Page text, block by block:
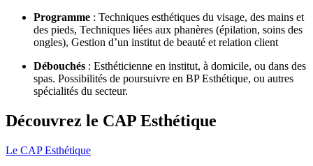
Programme : Techniques esthétiques du visage, des mains et
des pieds, Techniques liées aux phanères (épilation, soins des
ongles), Gestion d’un institut de beauté et relation client
Débouchés : Esthéticienne en institut, à domicile, ou dans des
spas. Possibilités de poursuivre en BP Esthétique, ou autres
spécialités du secteur.
Découvrez le CAP Esthétique
Le CAP Esthétique